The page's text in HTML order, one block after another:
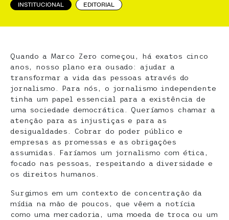
INSTITUCIONAL EDITORIAL
Quando a Marco Zero começou, há exatos cinco
anos, nosso plano era ousado: ajudar a
transformar a vida das pessoas através do
jornalismo. Para nós, o jornalismo independente
tinha um papel essencial para a existência de
uma sociedade democrática. Queríamos chamar a
atenção para as injustiças e para as
desigualdades. Cobrar do poder público e
empresas as promessas e as obrigações
assumidas. Faríamos um jornalismo com ética,
focado nas pessoas, respeitando a diversidade e
os direitos humanos.
Surgimos em um contexto de concentração da
mídia na mão de poucos, que vêem a notícia
como uma mercadoria, uma moeda de troca ou um